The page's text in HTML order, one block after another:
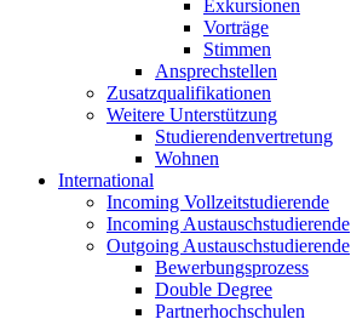
Exkursionen
Vorträge
Stimmen
Ansprechstellen
Zusatzqualifikationen
Weitere Unterstützung
Studierendenvertretung
Wohnen
International
Incoming Vollzeitstudierende
Incoming Austauschstudierende
Outgoing Austauschstudierende
Bewerbungsprozess
Double Degree
Partnerhochschulen